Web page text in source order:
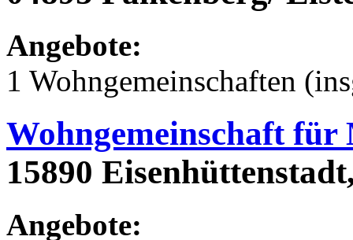
Angebote:
1 Wohngemeinschaften
Wohngemeinschaft für
15890
Angebote: